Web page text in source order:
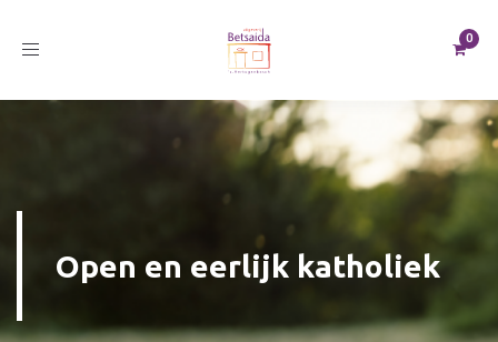
Toggle
Open en eerlijk katholiek